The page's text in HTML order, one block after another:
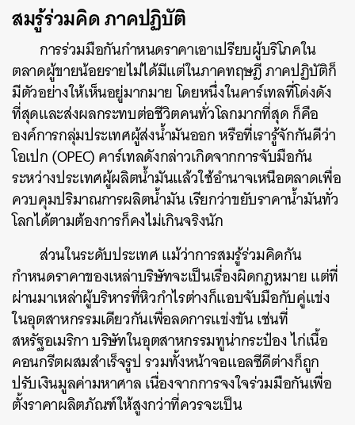
สมรู้ร่วมคิด ภาคปฏิบัติ
การร่วมมือกันกำหนดราคาเอาเปรียบผู้บริโภคใน
ตลาดผู้ขายน้อยรายไม่ได้มีแต่ในภาคทฤษฎี ภาคปฏิบัติก็
มีตัวอย่างให้เห็นอยู่มากมาย โดยหนึ่งในคาร์เทลที่โด่งดัง
ที่สุดและส่งผลกระทบต่อชีวิตคนทั่วโลกมากที่สุด ก็คือ
องค์การกลุ่มประเทศผู้ส่งน้ำมันออก หรือที่เรารู้จักกันดีว่า
โอเปก (OPEC) คาร์เทลดังกล่าวเกิดจากการจับมือกัน
ระหว่างประเทศผู้ผลิตน้ำมันแล้วใช้อำนาจเหนือตลาดเพื่อ
ควบคุมปริมาณการผลิตน้ำมัน เรียกว่าขยับราคาน้ำมันทั่ว
โลกได้ตามต้องการก็คงไม่เกินจริงนัก
ส่วนในระดับประเทศ แม้ว่าการสมรู้ร่วมคิดกัน
กำหนดราคาของเหล่าบริษัทจะเป็นเรื่องผิดกฎหมาย แต่ที่
ผ่านมาเหล่าผู้บริหารที่หิวกำไรต่างก็แอบจับมือกับคู่แข่ง
ในอุตสาหกรรมเดียวกันเพื่อลดการแข่งขัน เช่นที่
สหรัฐอเมริกา บริษัทในอุตสาหกรรมทูน่ากระป๋อง ไก่เนื้อ
คอนกรีตผสมสำเร็จรูป รวมทั้งหน้าจอแอลซีดีต่างก็ถูก
ปรับเงินมูลค่ามหาศาล เนื่องจากการจงใจร่วมมือกันเพื่อ
ตั้งราคาผลิตภัณฑ์ให้สูงกว่าที่ควรจะเป็น